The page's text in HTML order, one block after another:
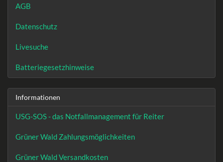
AGB
Datenschutz
Livesuche
Batteriegesetzhinweise
Informationen
USG-SOS - das Notfallmanagement für Reiter
Grüner Wald Zahlungsmöglichkeiten
Grüner Wald Versandkosten